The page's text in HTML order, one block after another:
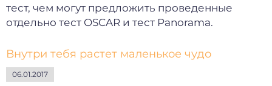
тест, чем могут предложить проведенные
отдельно тест OSCAR и тест Panorama.
Внутри тебя растет маленькое чудо
06.01.2017